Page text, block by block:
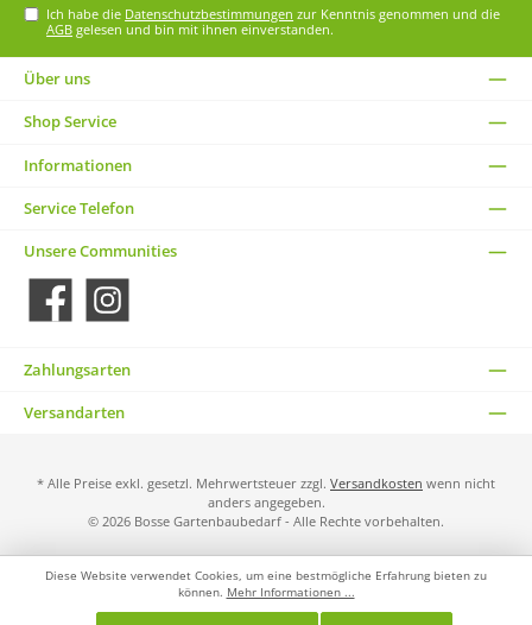
Ich habe die Datenschutzbestimmungen zur Kenntnis genommen und die
AGB gelesen und bin mit ihnen einverstanden.
Über uns
Shop Service
Informationen
Service Telefon
Unsere Communities
Facebook Instagram
Zahlungsarten
Versandarten
* Alle Preise exkl. gesetzl. Mehrwertsteuer zzgl. Versandkosten wenn nicht
anders angegeben.
© 2026 Bosse Gartenbaubedarf - Alle Rechte vorbehalten.
Diese Website verwendet Cookies, um eine bestmögliche Erfahrung bieten zu
können. Mehr Informationen ...